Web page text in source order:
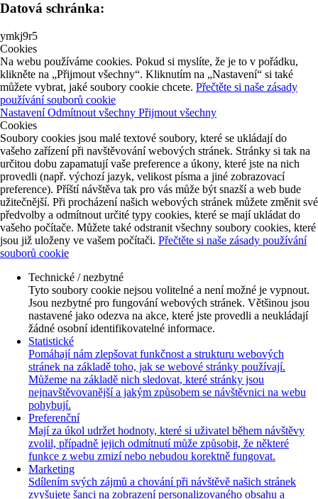
Datová schránka:
ymkj9r5
Cookies
Na webu používáme cookies. Pokud si myslíte, že je to v pořádku,
klikněte na „Přijmout všechny“. Kliknutím na „Nastavení“ si také
můžete vybrat, jaké soubory cookie chcete. Přečtěte si naše zásady
používání souborů cookie
NastaveníOdmítnout všechny Přijmout všechny
Cookies
Soubory cookies jsou malé textové soubory, které se ukládají do
vašeho zařízení při navštěvování webových stránek. Stránky si tak na
určitou dobu zapamatují vaše preference a úkony, které jste na nich
provedli (např. výchozí jazyk, velikost písma a jiné zobrazovací
preference). Příští návštěva tak pro vás může být snazší a web bude
užitečnější. Při procházení našich webových stránek můžete změnit své
předvolby a odmítnout určité typy cookies, které se mají ukládat do
vašeho počítače. Můžete také odstranit všechny soubory cookies, které
jsou již uloženy ve vašem počítači. Přečtěte si naše zásady používání
souborů cookie
Technické / nezbytné
Tyto soubory cookie nejsou volitelné a není možné je vypnout.
Jsou nezbytné pro fungování webových stránek. Většinou jsou
nastavené jako odezva na akce, které jste provedli a neukládají
žádné osobní identifikovatelné informace.
Statistické
Pomáhají nám zlepšovat funkčnost a strukturu webových
stránek na základě toho, jak se webové stránky používají.
Můžeme na základě nich sledovat, které stránky jsou
nejnavštěvovanější a jakým způsobem se návštěvnici na webu
pohybují.
Preferenční
Mají za úkol udržet hodnoty, které si uživatel během návštěvy
zvolil, případně jejich odmítnutí může způsobit, že některé
funkce z webu zmizí nebo nebudou korektně fungovat.
Marketing
Sdílením svých zájmů a chování při návštěvě našich stránek
zvyšujete šanci na zobrazení personalizovaného obsahu a